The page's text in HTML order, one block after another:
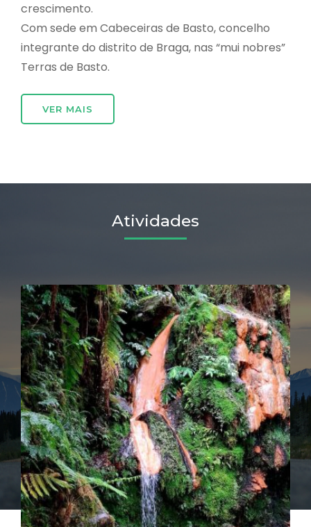
crescimento.
Com sede em Cabeceiras de Basto, concelho
integrante do distrito de Braga, nas “mui nobres”
Terras de Basto.
VER MAIS
Atividades